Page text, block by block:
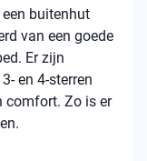
buitenhut
van een goede
Er zijn
en 4-sterren
comfort. Zo is er